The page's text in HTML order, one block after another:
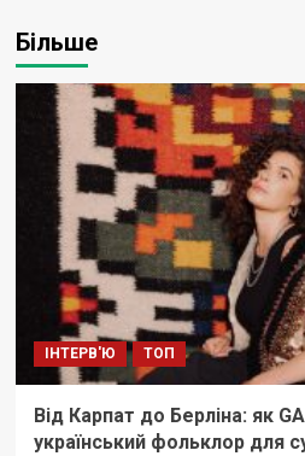
Більше
ІНТЕРВ'Ю ТОП
Від Карпат до Берліна: як
український фольклор для